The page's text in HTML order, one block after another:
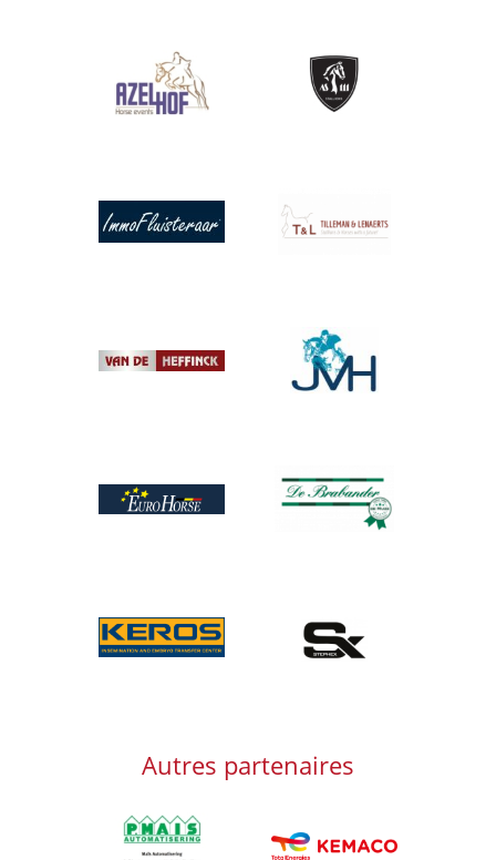
Afbeelding Afbeelding
Afbeelding Afbeelding
Afbeelding
Afbeelding
Afbeelding
Afbeelding
Afbeelding
Afbeelding
Autres partenaires
Afbeelding
Afbeelding